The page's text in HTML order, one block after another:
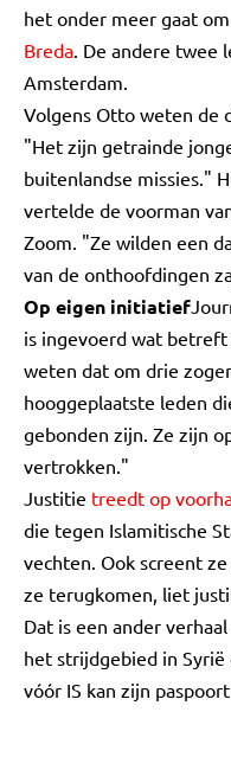
het onder meer gaat
Breda. De andere twee
Amsterdam.
Volgens Otto weten de
"Het zijn getrainde
buitenlandse missies."
vertelde de voorman
Zoom. "Ze wilden een
van de onthoofdingen
Op eigen initiatief
is ingevoerd wat
weten dat om drie
hooggeplaatste leden
gebonden zijn. Ze zijn
vertrokken."
Justitie treedt op
die tegen Islamitische
vechten. Ook screent
ze terugkomen, liet
Dat is een ander
het strijdgebied in
vóór IS kan zijn